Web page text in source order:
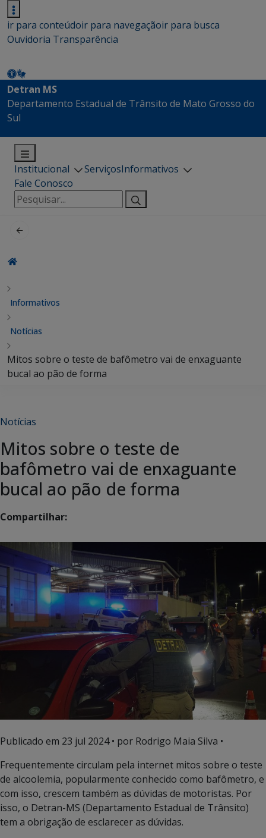
ir para conteúdoir para navegaçãoir para busca
Ouvidoria Transparência
Detran MS
Departamento Estadual de Trânsito de Mato Grosso do
Sul
Institucional ServiçosInformativos
Fale Conosco
Pesquisar
por:
Informativos
Notícias
Mitos sobre o teste de bafômetro vai de enxaguante
bucal ao pão de forma
Notícias
Mitos sobre o teste de
bafômetro vai de enxaguante
bucal ao pão de forma
Compartilhar:
Publicado em 23 jul 2024• por Rodrigo Maia Silva •
Frequentemente circulam pela internet mitos sobre o teste
de alcoolemia, popularmente conhecido como bafômetro, e
com isso, crescem também as dúvidas de motoristas. Por
isso, o Detran-MS (Departamento Estadual de Trânsito)
tem a obrigação de esclarecer as dúvidas.